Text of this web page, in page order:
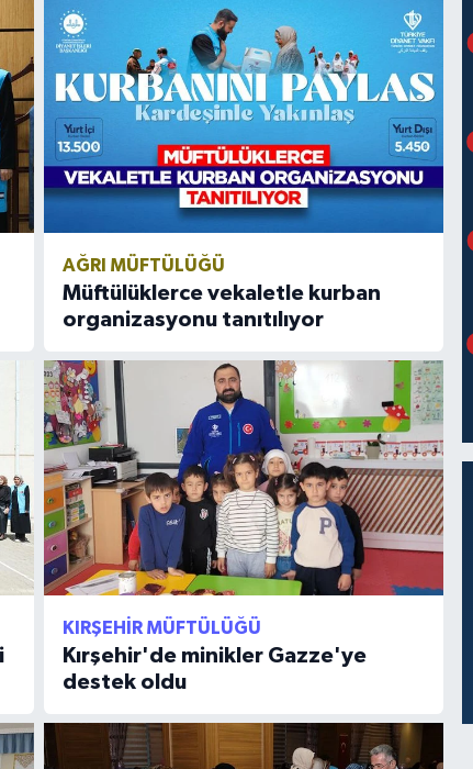
AĞRI MÜFTÜLÜĞÜ
Müftülüklerce vekaletle kurban
organizasyonu tanıtılıyor
KIRŞEHIR MÜFTÜLÜĞÜ
Kırşehir'de minikler Gazze'ye
destek oldu